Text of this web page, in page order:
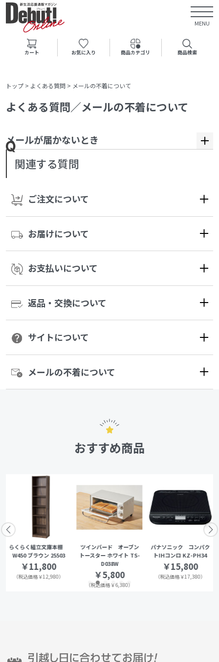
MENU
カート お気に入り 商品カテゴリ 商品検索
トップ > よくある質問 > メールの不着について
よくある質問／メールの不着について
メールが届かないとき
関連する質問
ご注文について
お届けについて
お支払いについて
返品・交換について
サイトについて
メールの不着について
おすすめ商品
らくらく組立文庫本棚
W450 ブラウン 25503
￥11,800
（税込価格￥12,980）
ツインバード オーブン
トースター ホワイト TS-
D038W
￥5,800
（税込価格￥6,380）
パナソニック コンパク
トIHコンロ KZ-PH34
￥15,800
（税込価格￥17,380）